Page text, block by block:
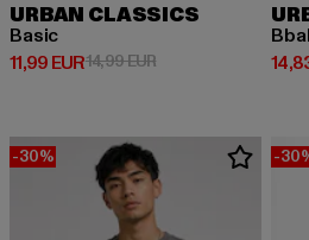
URBAN CLASSICS
Basic
11,99 EUR
Derzeitiger Preis: 11,99 EUR
14,99 EURAktionspreis: 14,99
-30% -